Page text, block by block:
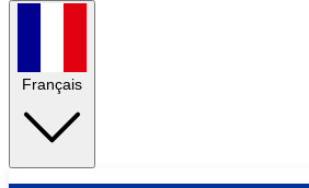
Français